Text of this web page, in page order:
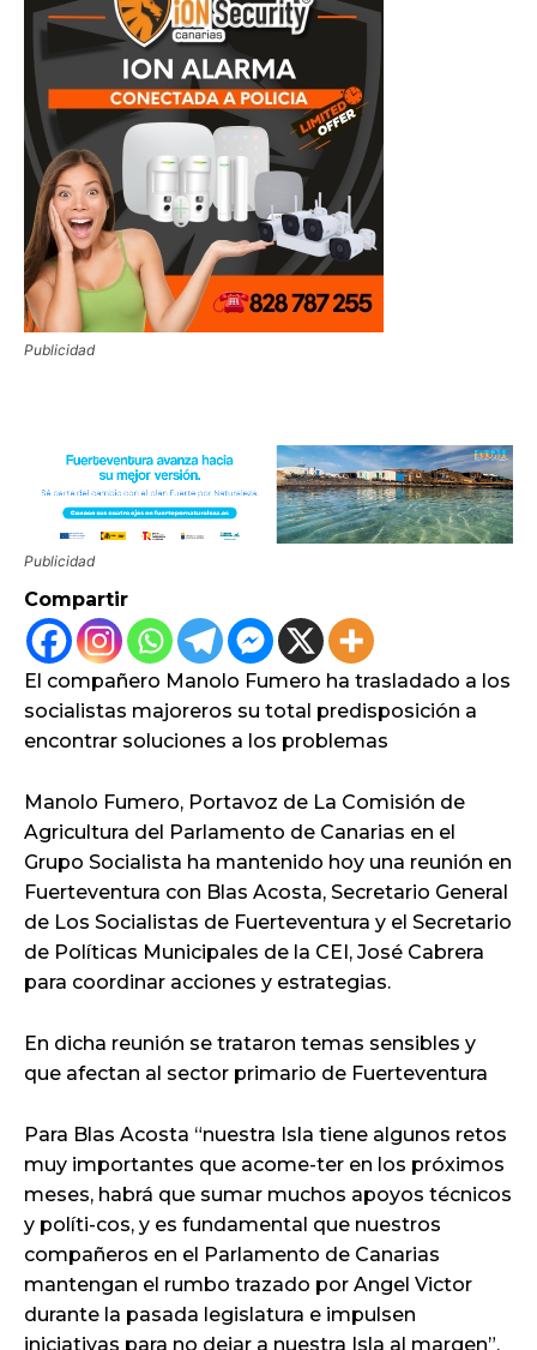
Publicidad
Publicidad
Compartir
El compañero Manolo Fumero ha trasladado a los
socialistas majoreros su total predisposición a
encontrar soluciones a los problemas
Manolo Fumero, Portavoz de La Comisión de
Agricultura del Parlamento de Canarias en el
Grupo Socialista ha mantenido hoy una reunión en
Fuerteventura con Blas Acosta, Secretario General
de Los Socialistas de Fuerteventura y el Secretario
de Políticas Municipales de la CEI, José Cabrera
para coordinar acciones y estrategias.
En dicha reunión se trataron temas sensibles y
que afectan al sector primario de Fuerteventura
Para Blas Acosta “nuestra Isla tiene algunos retos
muy importantes que acome-ter en los próximos
meses, habrá que sumar muchos apoyos técnicos
y políti-cos, y es fundamental que nuestros
compañeros en el Parlamento de Canarias
mantengan el rumbo trazado por Angel Victor
durante la pasada legislatura e impulsen
iniciativas para no dejar a nuestra Isla al margen”.